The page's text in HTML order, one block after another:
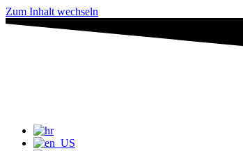
Zum Inhalt wechseln